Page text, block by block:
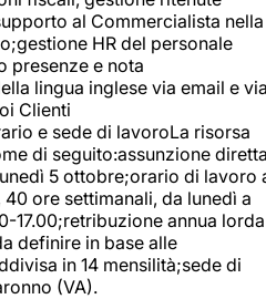
al Commercialista nella
HR del personale
presenze e nota
lingua inglese via email e
Clienti
e sede di lavoroLa risorsa
di seguito:assunzione
5 ottobre;orario di lavoro
ore settimanali, da lunedì a
17.00;retribuzione annua lorda
definire in base alle
in 14 mensilità;sede di
(VA).